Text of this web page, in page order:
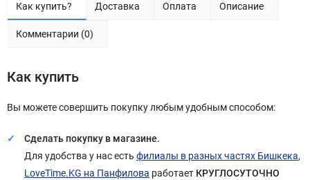
Как купить? Доставка Оплата Описание
Комментарии (0)
Как купить
Вы можете совершить покупку любым удобным способом:
Сделать покупку в магазине.
Для удобства у нас есть филиалы в разных частях Бишкека,
LoveTime.KG на Панфилова работает КРУГЛОСУТОЧНО